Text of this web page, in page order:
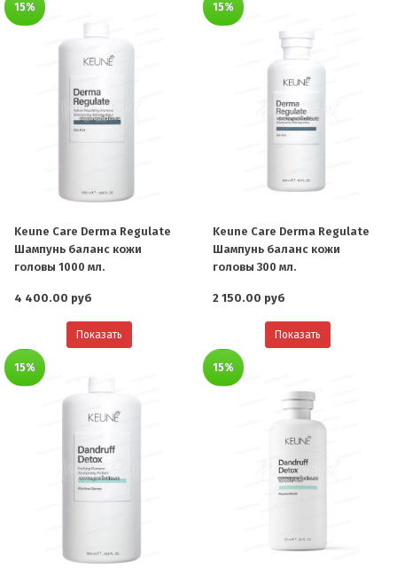
15%
Keune Care Derma Regulate
Шампунь баланс кожи
головы 1000 мл.
4 400.00 руб
Показать
15%
Keune Care Derma Regulate
Шампунь баланс кожи
головы 300 мл.
2 150.00 руб
Показать
15% 15%